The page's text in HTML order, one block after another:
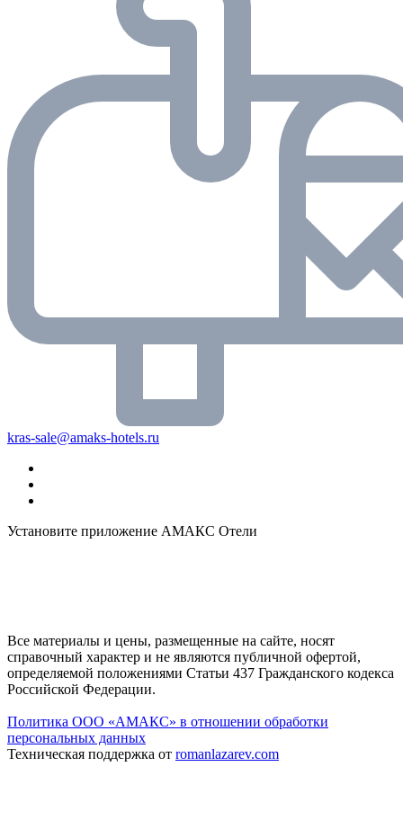
kras-sale@amaks-hotels.ru
Установите приложение АМАКС Отели
Все материалы и цены, размещенные на сайте, носят
справочный характер и не являются публичной офертой,
определяемой положениями Статьи 437 Гражданского кодекса
Российской Федерации.
Политика ООО «АМАКС» в отношении обработки
персональных данных
Техническая поддержка от romanlazarev.com